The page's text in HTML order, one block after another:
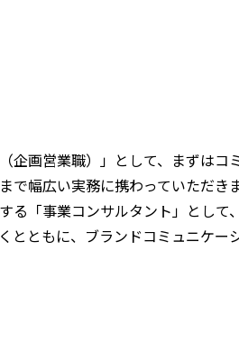
企画営業職）」として、まずは
で幅広い実務に携わっていただ
る「事業コンサルタント」とし
とともに、ブランドコミュニケ